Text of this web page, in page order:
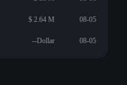
$ 2.64 M 08-05
--Dollar 08-05